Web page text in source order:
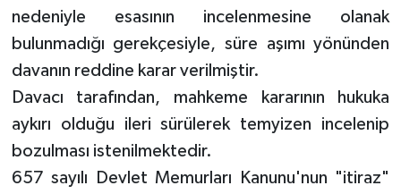
nedeniyle esasının incelenmesine olanak
bulunmadığı gerekçesiyle, süre aşımı yönünden
davanın reddine karar verilmiştir.
Davacı tarafından, mahkeme kararının hukuka
aykırı olduğu ileri sürülerek temyizen incelenip
bozulması istenilmektedir.
657 sayılı Devlet Memurları Kanunu'nun "itiraz"